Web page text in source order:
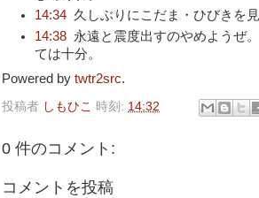
14:34 久しぶりにこだま・ひびきを見
14:38 永遠と震度出すのやめようぜ
ては十分。
Powered by twtr2src.
投稿者 しもひこ 時刻: 14:32
0 件のコメント:
コメントを投稿